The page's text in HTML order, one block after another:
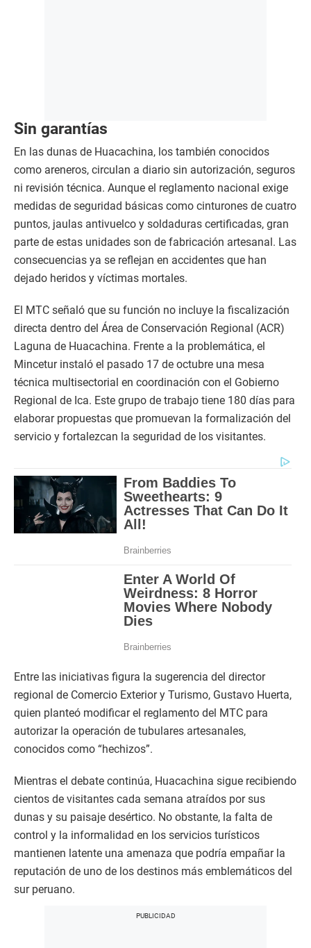
Sin garantías
En las dunas de Huacachina, los también conocidos
como areneros, circulan a diario sin autorización, seguros
ni revisión técnica. Aunque el reglamento nacional exige
medidas de seguridad básicas como cinturones de cuatro
puntos, jaulas antivuelco y soldaduras certificadas, gran
parte de estas unidades son de fabricación artesanal. Las
consecuencias ya se reflejan en accidentes que han
dejado heridos y víctimas mortales.
El MTC señaló que su función no incluye la fiscalización
directa dentro del Área de Conservación Regional (ACR)
Laguna de Huacachina. Frente a la problemática, el
Mincetur instaló el pasado 17 de octubre una mesa
técnica multisectorial en coordinación con el Gobierno
Regional de Ica. Este grupo de trabajo tiene 180 días para
elaborar propuestas que promuevan la formalización del
servicio y fortalezcan la seguridad de los visitantes.
Entre las iniciativas figura la sugerencia del director
regional de Comercio Exterior y Turismo, Gustavo Huerta,
quien planteó modificar el reglamento del MTC para
autorizar la operación de tubulares artesanales,
conocidos como “hechizos”.
Mientras el debate continúa, Huacachina sigue recibiendo
cientos de visitantes cada semana atraídos por sus
dunas y su paisaje desértico. No obstante, la falta de
control y la informalidad en los servicios turísticos
mantienen latente una amenaza que podría empañar la
reputación de uno de los destinos más emblemáticos del
sur peruano.